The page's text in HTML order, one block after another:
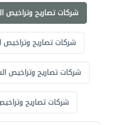
شركات تصاريح وتراخيص
شركات تصاريح
شركات تصاريح وتراخيص
شركات تصاريح